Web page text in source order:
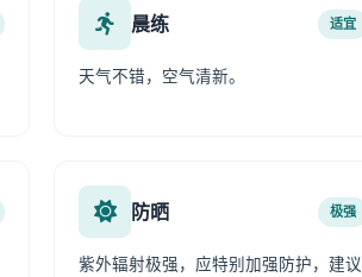
晨练 适宜
天气不错，空气清新。
防晒 极强
紫外辐射极强，应特别加强防护，建议